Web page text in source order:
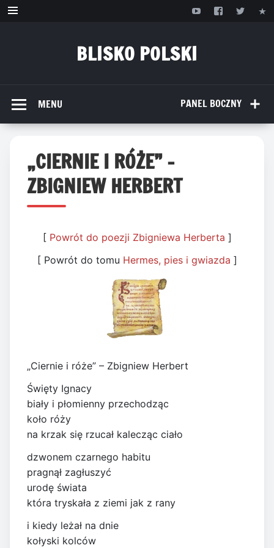
Przejdź
BLISKO POLSKI
PANEL BOCZNY
MENU
„CIERNIE I RÓŻE” –
ZBIGNIEW HERBERT
[ Powrót do poezji Zbigniewa Herberta ]
[ Powrót do tomu Hermes, pies i gwiazda ]
„Ciernie i róże” – Zbigniew Herbert
Święty Ignacy
biały i płomienny przechodząc
koło róży
na krzak się rzucał kalecząc ciało
dzwonem czarnego habitu
pragnął zagłuszyć
urodę świata
która tryskała z ziemi jak z rany
i kiedy leżał na dnie
kołyski kolców